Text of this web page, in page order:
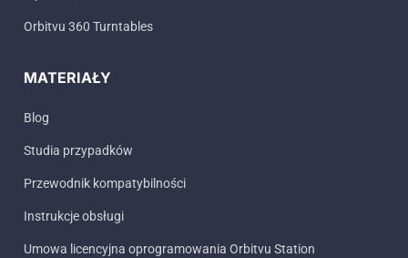
Orbitvu 360 Turntables
MATERIAŁY
Blog
Studia przypadków
Przewodnik kompatybilności
Instrukcje obsługi
Umowa licencyjna oprogramowania Orbitvu Station